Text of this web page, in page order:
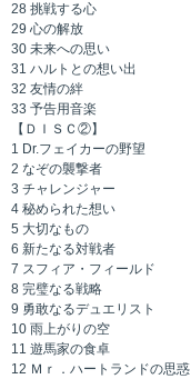
28 挑戦する心
29 心の解放
30 未来への思い
31 ハルトとの想い出
32 友情の絆
33 予告用音楽
【ＤＩＳＣ②】
1 Dr.フェイカーの野望
2 なぞの襲撃者
3 チャレンジャー
4 秘められた想い
5 大切なもの
6 新たなる対戦者
7 スフィア・フィールド
8 完璧なる戦略
9 勇敢なるデュエリスト
10 雨上がりの空
11 遊馬家の食卓
12 Ｍｒ．ハートランドの思惑